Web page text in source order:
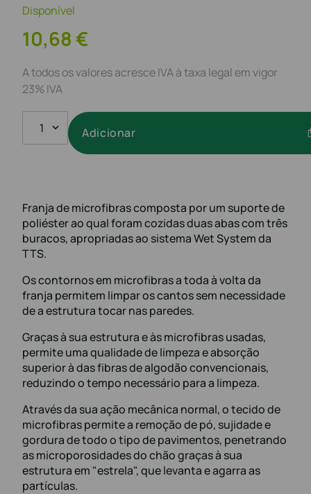
Disponível
10,68€
A todos os valores acresce IVA à taxa legal em vigor
23% IVA
1 Adicionar
Franja de microfibras composta por um suporte de
poliéster ao qual foram cozidas duas abas com três
buracos, apropriadas ao sistema Wet System da
TTS.
Os contornos em microfibras a toda à volta da
franja permitem limpar os cantos sem necessidade
de a estrutura tocar nas paredes.
Graças à sua estrutura e às microfibras usadas,
permite uma qualidade de limpeza e absorção
superior à das fibras de algodão convencionais,
reduzindo o tempo necessário para a limpeza.
Através da sua ação mecânica normal, o tecido de
microfibras permite a remoção de pó, sujidade e
gordura de todo o tipo de pavimentos, penetrando
as microporosidades do chão graças à sua
estrutura em "estrela", que levanta e agarra as
partículas.